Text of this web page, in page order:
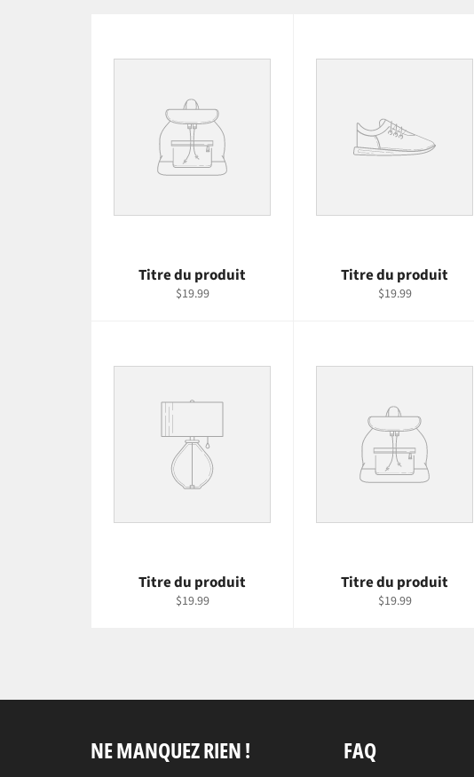
Titre du produit
$19.99
Titre du produit
$19.99
Titre du produit
$19.99
Titre du produit
$19.99
NE MANQUEZ RIEN ! FAQ